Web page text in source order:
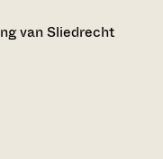
van Sliedrecht